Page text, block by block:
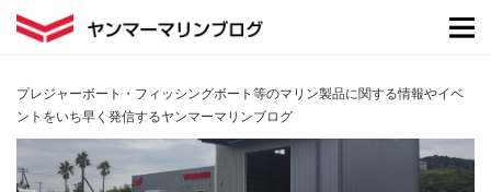
プレジャーボート・フィッシングボート等のマリン製品に関する情報やイベ
ントをいち早く発信するヤンマーマリンブログ